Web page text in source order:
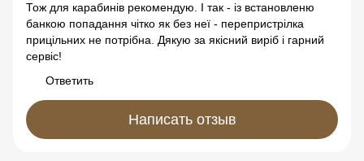
Тож для карабинів рекомендую. І так - із встановленю
банкою попадання чітко як без неї - перепристрілка
прицільних не потрібна. Дякую за якісний виріб і гарний
сервіс!
Ответить
Написать отзыв